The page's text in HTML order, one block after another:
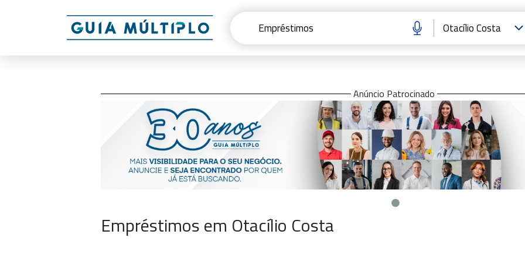
Anúncio Patrocinado
Empréstimos em Otacílio Costa